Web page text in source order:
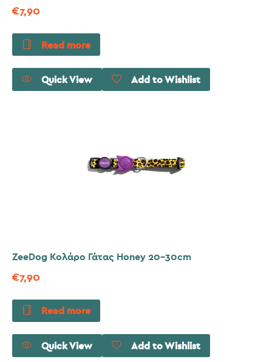
€7,90
Read more
Quick View Add to Wishlist
ZeeDog Κολάρο Γάτας Honey 20-30cm
€7,90
Read more
Quick View Add to Wishlist